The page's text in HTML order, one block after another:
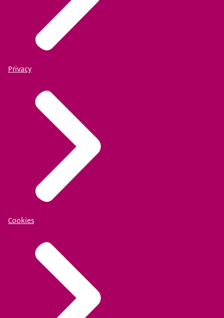
Privacy
Cookies